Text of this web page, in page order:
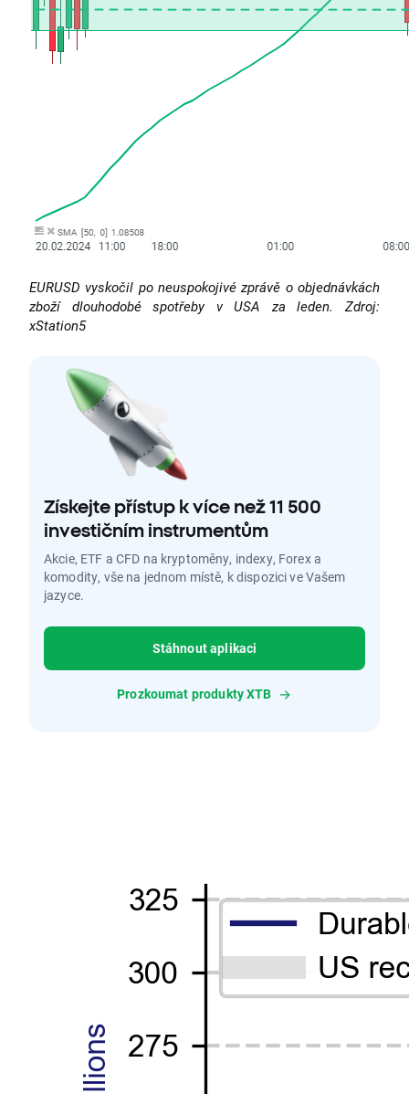
EURUSD vyskočil po neuspokojivé zprávě o objednávkách
zboží dlouhodobé spotřeby v USA za leden. Zdroj:
xStation5
Získejte přístup k více než 11 500
investičním instrumentům
Akcie, ETF a CFD na kryptoměny, indexy, Forex a
komodity, vše na jednom místě, k dispozici ve Vašem
jazyce.
Stáhnout aplikaci
Prozkoumat produkty XTB